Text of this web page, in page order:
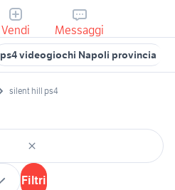
Vendi Messaggi
ps4 videogiochi Napoli provincia
silent hill ps4
Filtri